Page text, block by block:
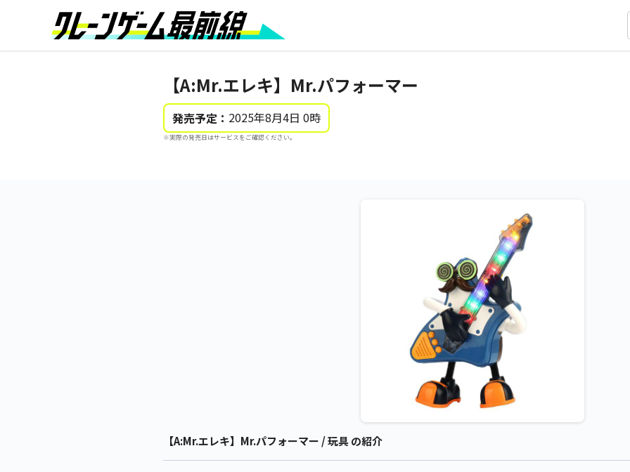
【A:Mr.エレキ】Mr.パフォーマー
発売予定： 2025年8月4日 0時
※実際の発売日はサービスをご確認ください。
【A:Mr.エレキ】Mr.パフォーマー / 玩具 の紹介